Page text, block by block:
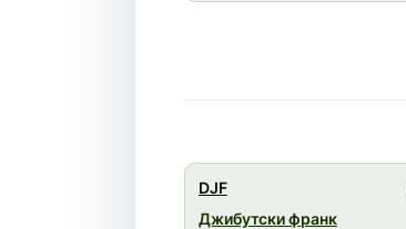
DJF
Джибутски франк